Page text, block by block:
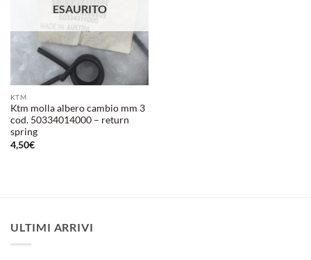
ESAURITO
KTM
Ktm molla albero cambio mm 3
cod. 50334014000 – return
spring
4,50€
ULTIMI ARRIVI